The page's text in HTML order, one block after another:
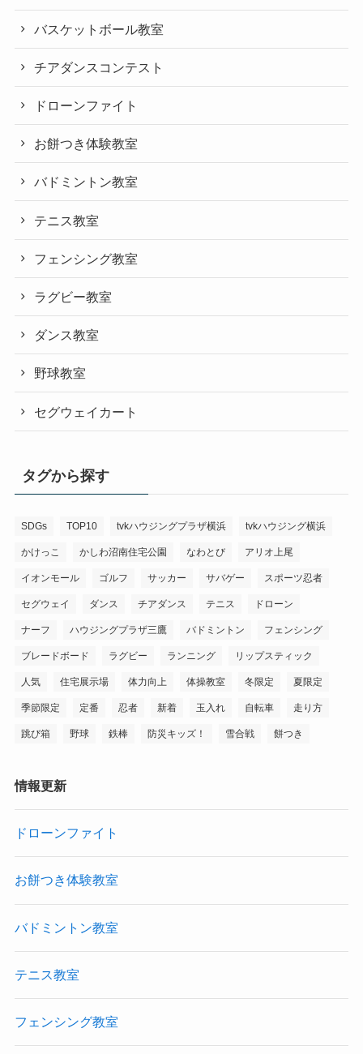
バスケットボール教室
チアダンスコンテスト
ドローンファイト
お餅つき体験教室
バドミントン教室
テニス教室
フェンシング教室
ラグビー教室
ダンス教室
野球教室
セグウェイカート
タグから探す
SDGs TOP10 tvkハウジングプラザ横浜 tvkハウジング横浜
かけっこ かしわ沼南住宅公園 なわとび アリオ上尾
イオンモール ゴルフ サッカー サバゲー スポーツ忍者
セグウェイ ダンス チアダンス テニス ドローン
ナーフ ハウジングプラザ三鷹 バドミントン フェンシング
ブレードボード ラグビー ランニング リップスティック
人気 住宅展示場 体力向上 体操教室 冬限定 夏限定
季節限定 定番 忍者 新着 玉入れ 自転車 走り方
跳び箱 野球 鉄棒 防災キッズ！ 雪合戦 餅つき
情報更新
ドローンファイト
お餅つき体験教室
バドミントン教室
テニス教室
フェンシング教室